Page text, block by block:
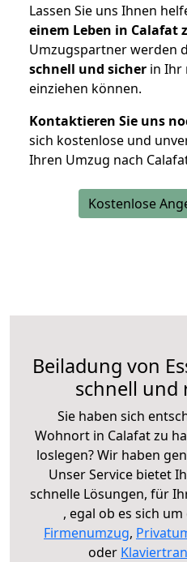
Lassen Sie uns Ihnen
einem Leben in Calafat
Umzugspartner werden
schnell und sicher in Ihr
einziehen können.
Kontaktieren Sie uns
sich kostenlose und
Ihren Umzug nach
Kostenlose
Beiladung von
schnell und
Sie haben sich
Wohnort in Calafat zu
loslegen? Wir haben
Unser Service bietet
schnelle Lösungen, für
, egal ob es sich um
Firmenumzug,
oder